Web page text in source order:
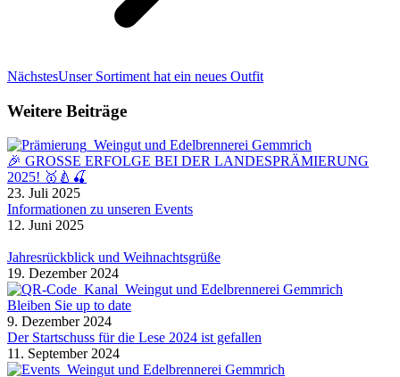
NächstesNächster
Unser Sortiment hat ein neues Outfit
Weitere Beiträge
🎉 GROSSE ERFOLGE BEI DER LANDESPRÄMIERUNG
2025! 🥇🍐🍒
23. Juli 2025
Informationen zu unseren Events
12. Juni 2025
Jahresrückblick und Weihnachtsgrüße
19. Dezember 2024
Bleiben Sie up to date
9. Dezember 2024
Der Startschuss für die Lese 2024 ist gefallen
11. September 2024